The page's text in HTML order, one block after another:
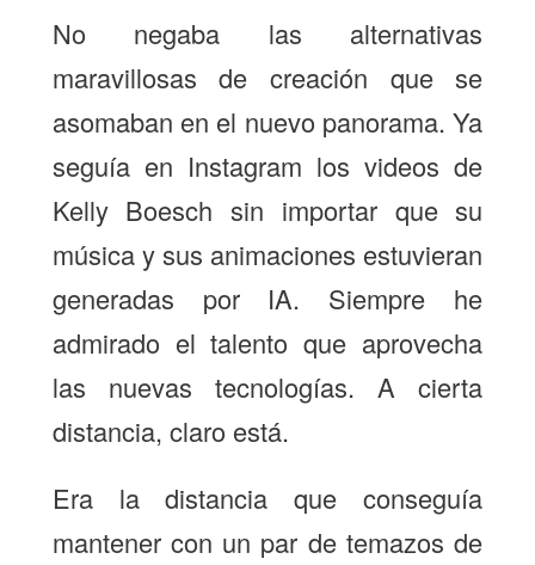
No negaba las alternativas
maravillosas de creación que se
asomaban en el nuevo panorama. Ya
seguía en Instagram los videos de
Kelly Boesch sin importar que su
música y sus animaciones estuvieran
generadas por IA. Siempre he
admirado el talento que aprovecha
las nuevas tecnologías. A cierta
distancia, claro está.
Era la distancia que conseguía
mantener con un par de temazos de